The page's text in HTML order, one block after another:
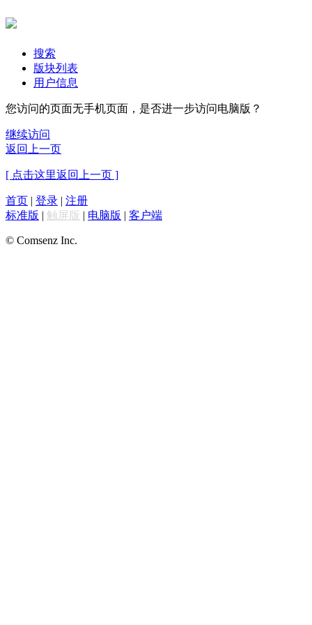
搜索
版块列表
用户信息
您访问的页面无手机页面，是否进一步访问电脑版？
继续访问
返回上一页
[ 点击这里返回上一页 ]
首页 | 登录 | 注册
标准版 | 触屏版 | 电脑版 | 客户端
© Comsenz Inc.